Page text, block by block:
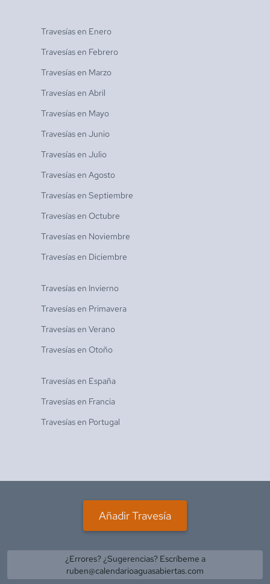
Travesías en Enero
Travesías en Febrero
Travesías en Marzo
Travesías en Abril
Travesías en Mayo
Travesías en Junio
Travesías en Julio
Travesías en Agosto
Travesías en Septiembre
Travesías en Octubre
Travesías en Noviembre
Travesías en Diciembre
Travesías en Invierno
Travesías en Primavera
Travesías en Verano
Travesías en Otoño
Travesías en España
Travesías en Francia
Travesías en Portugal
Añadir Travesía
¿Errores? ¿Sugerencias? Escríbeme a
ruben@calendarioaguasabiertas.com